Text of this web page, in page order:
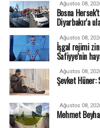
Ağustos 08,
Bosna
Diyarbakır'a
Ağustos 08,
İşgal rejimi
Safiyye’nin
Ağustos 08,
Şevket Hüner:
Ağustos 08,
Mehmet